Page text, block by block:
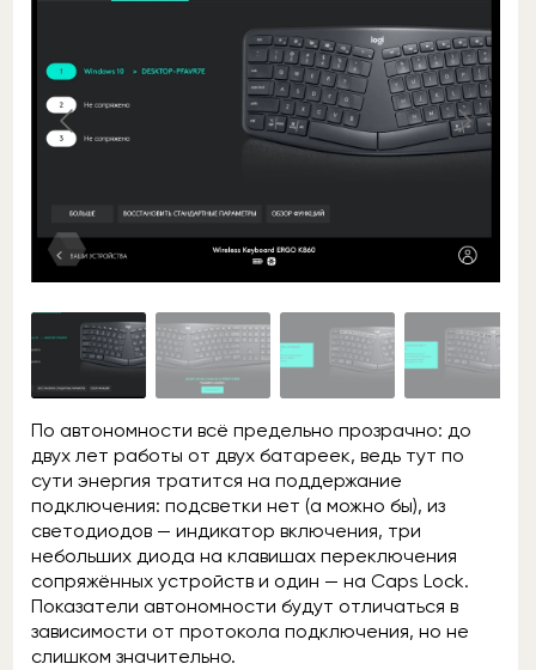
По автономности всё предельно прозрачно: до
двух лет работы от двух батареек, ведь тут по
сути энергия тратится на поддержание
подключения: подсветки нет (а можно бы), из
светодиодов — индикатор включения, три
небольших диода на клавишах переключения
сопряжённых устройств и один — на Сaps Lock.
Показатели автономности будут отличаться в
зависимости от протокола подключения, но не
слишком значительно.